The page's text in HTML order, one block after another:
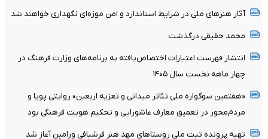
آثار هنرهای ملی در شرایط استاندارد و امن موزه‌ای نگهداری خواهند شد
محمد حقیقی درگذشت
انتشار فهرست اعتبارات اختصاص‌یافته به برنامه‌های وزارت فرهنگ در
چهار ماهه نخست سال ۱۴۰۵
«هفتمین سوگواره ملی تئاتر میدانی و تعزیه اربعین» روایتی پویا و
مردم‌محور در تعمیق معارف عاشورایی و تحکیم هویت فرهنگی بود
تهیه پرونده ثبت ملی روستاهای مهد هنر فرشبافی ورامین آغاز شد